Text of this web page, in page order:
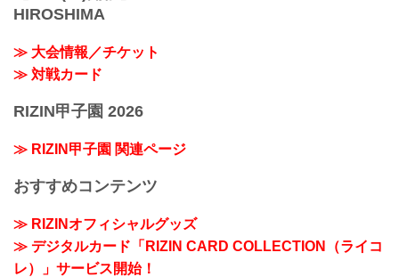
HIROSHIMA
≫ 大会情報／チケット
≫ 対戦カード
RIZIN甲子園 2026
≫ RIZIN甲子園 関連ページ
おすすめコンテンツ
≫ RIZINオフィシャルグッズ
≫ デジタルカード「RIZIN CARD COLLECTION（ライコ
レ）」サービス開始！